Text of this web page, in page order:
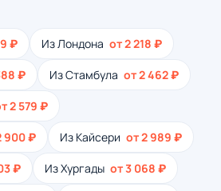
₽ Из Лондона от 2 218 ₽
₽ Из Стамбула от 2 462 ₽
2 579 ₽
900 ₽ Из Кайсери от 2 989 ₽
₽ Из Хургады от 3 068 ₽